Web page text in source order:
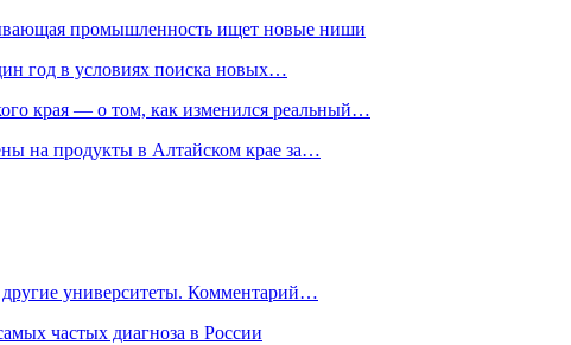
промышленность ищет новые ниши
год в условиях поиска новых…
края — о том, как изменился реальный…
на продукты в Алтайском крае за…
университеты. Комментарий…
частых диагноза в России